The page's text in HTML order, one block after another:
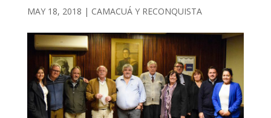
MAY 18, 2018 | CAMACUÁ Y RECONQUISTA